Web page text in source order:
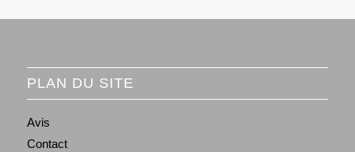
PLAN DU SITE
Avis
Contact